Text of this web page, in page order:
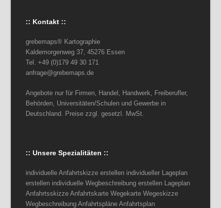
:: Kontakt ::
grebemaps® Kartographie
Kaldemorgenweg 37, 45276 Essen
Tel. +49 (0)179 49 30 171
anfrage@grebemaps.de
Angebote nur für Firmen, Handel, Handwerk, Freiberufler,
Behörden, Universitäten/Schulen und Gewerbe in
Deutschland. Preise zzgl. gesetzl. MwSt.
:: Unsere Spezialitäten ::
individuelle Anfahrtskizze erstellen individueller Lageplan
erstellen individuelle Wegbeschreibung erstellen Lageplan
Anfahrtsskizze Anfahrtskarte Wegekarte Wegeskizze
Wegbeschreibung Anfahrtspläne Anfahrtsplan